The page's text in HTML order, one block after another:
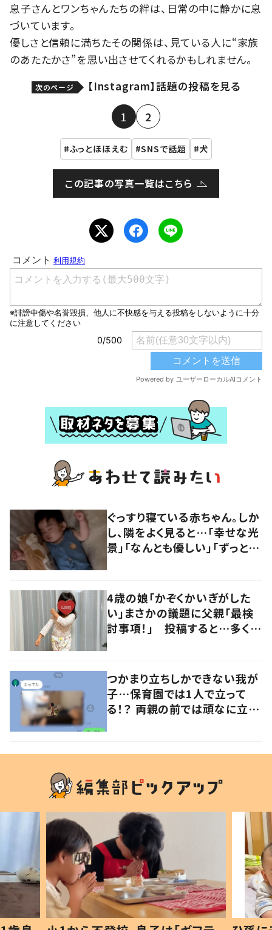
息子さんとワンちゃんたちの絆は、日常の中に静かに息
づいています。
優しさと信頼に満ちたその関係は、見ている人に“家族
のあたたかさ”を思い出させてくれるかもしれません。
次のページ 【Instagram】話題の投稿を見る
1 2
ふっとほほえむ SNSで話題 犬
この記事の写真一覧はこちら
ぐっすり寝ている赤ちゃん。しか
し、隣をよく見ると…「幸せな光
景」「なんとも優しい」「ずっと見
4歳の娘「かぞくかいぎがした
い」まさかの議題に父親「最検
討事項！」 投稿すると…多くの
つかまり立ちしかできない我が
子…保育園では1人で立って
る！？ 両親の前では頑なに立た